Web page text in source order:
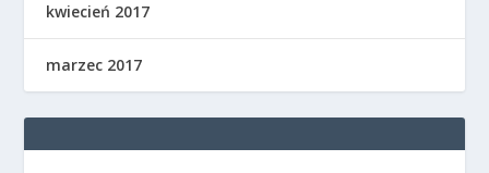
kwiecień 2017
marzec 2017